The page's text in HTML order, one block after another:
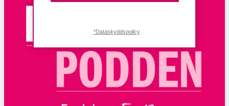
*Dataskyddspolicy